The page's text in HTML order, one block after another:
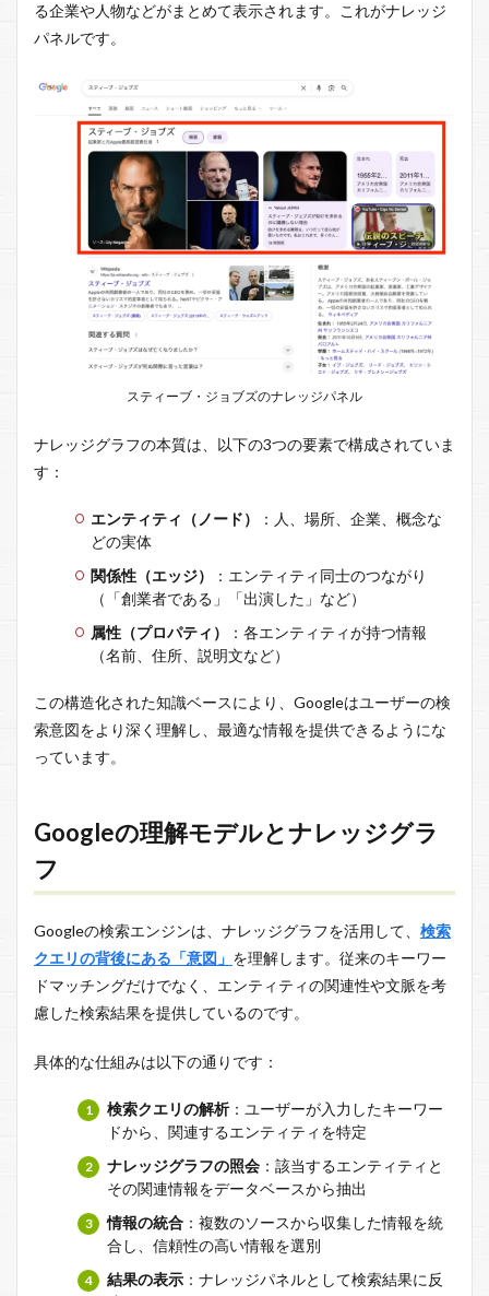
る企業や人物などがまとめて表示されます。これがナレッジ
パネルです。
スティーブ・ジョブズのナレッジパネル
ナレッジグラフの本質は、以下の3つの要素で構成されていま
す：
エンティティ（ノード）
：人、場所、企業、概念な
どの実体
関係性（エッジ）
：エンティティ同士のつながり
（「創業者である」「出演した」など）
属性（プロパティ）
：各エンティティが持つ情報
（名前、住所、説明文など）
この構造化された知識ベースにより、Googleはユーザーの検
索意図をより深く理解し、最適な情報を提供できるようにな
っています。
Googleの理解モデルとナレッジグラ
フ
Googleの検索エンジンは、ナレッジグラフを活用して、 検索
クエリの背後にある「意図」 を理解します。従来のキーワー
ドマッチングだけでなく、エンティティの関連性や文脈を考
慮した検索結果を提供しているのです。
具体的な仕組みは以下の通りです：
検索クエリの解析：ユーザーが入力したキーワー
ドから、関連するエンティティを特定
ナレッジグラフの照会 ：該当するエンティティと
その関連情報をデータベースから抽出
情報の統合 ：複数のソースから収集した情報を統
合し、信頼性の高い情報を選別
結果の表示 ：ナレッジパネルとして検索結果に反